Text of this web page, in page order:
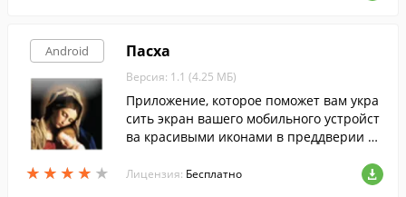
Android
★ ★ ★ ★ ★
★ ★ ★ ★ ★
Пасха
Версия: 1.1 (4.25 МБ)
Приложение, которое поможет вам укра
сить экран вашего мобильного устройст
ва красивыми иконами в преддверии па
Лицензия: Бесплатно